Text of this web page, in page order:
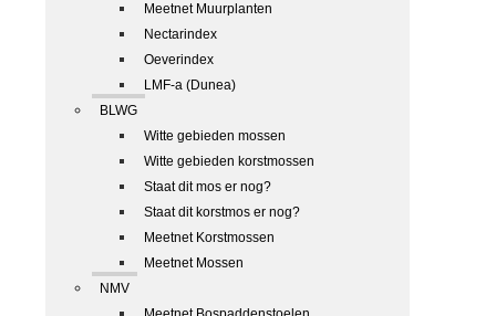
Meetnet Muurplanten
Nectarindex
Oeverindex
LMF-a (Dunea)
BLWG
Witte gebieden mossen
Witte gebieden korstmossen
Staat dit mos er nog?
Staat dit korstmos er nog?
Meetnet Korstmossen
Meetnet Mossen
NMV